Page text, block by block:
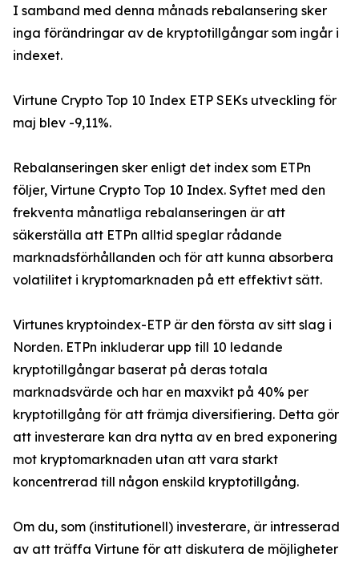
I samband med denna månads rebalansering sker
inga förändringar av de kryptotillgångar som ingår i
indexet.
Virtune Crypto Top 10 Index ETP SEKs utveckling för
maj blev -9,11%.
Rebalanseringen sker enligt det index som ETPn
följer, Virtune Crypto Top 10 Index. Syftet med den
frekventa månatliga rebalanseringen är att
säkerställa att ETPn alltid speglar rådande
marknadsförhållanden och för att kunna absorbera
volatilitet i kryptomarknaden på ett effektivt sätt.
Virtunes kryptoindex-ETP är den första av sitt slag i
Norden. ETPn inkluderar upp till 10 ledande
kryptotillgångar baserat på deras totala
marknadsvärde och har en maxvikt på 40% per
kryptotillgång för att främja diversifiering. Detta gör
att investerare kan dra nytta av en bred exponering
mot kryptomarknaden utan att vara starkt
koncentrerad till någon enskild kryptotillgång.
Om du, som (institutionell) investerare, är intresserad
av att träffa Virtune för att diskutera de möjligheter